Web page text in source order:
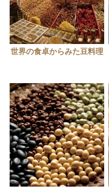
世界の食卓からみた豆料理